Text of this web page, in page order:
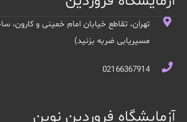
مسیریابی ضربه بزنید)
02166367914
آزمایشگاه فروردین نوین